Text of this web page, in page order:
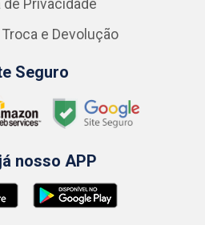
de Privacidade
e Devolução
Seguro
nosso APP